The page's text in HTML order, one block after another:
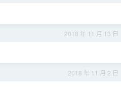
2018 年 11 月 13 日
2018 年 11 月 2 日